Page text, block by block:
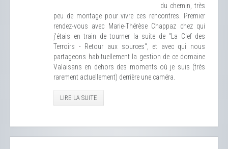
du chemin, très
peu de montage pour vivre ces rencontres. Premier
rendez-vous avec Marie-Thérèse Chappaz chez qui
j'étais en train de tourner la suite de "La Clef des
Terroirs - Retour aux sources", et avec qui nous
partageons habituellement la gestion de ce domaine
Valaisans en dehors des moments où je suis (très
rarement actuellement) derrière une caméra.
LIRE LA SUITE